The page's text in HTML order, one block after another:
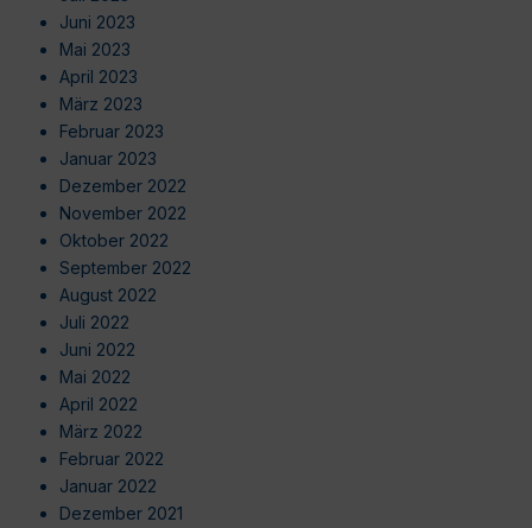
Juni 2023
Mai 2023
April 2023
März 2023
Februar 2023
Januar 2023
Dezember 2022
November 2022
Oktober 2022
September 2022
August 2022
Juli 2022
Juni 2022
Mai 2022
April 2022
März 2022
Februar 2022
Januar 2022
Dezember 2021